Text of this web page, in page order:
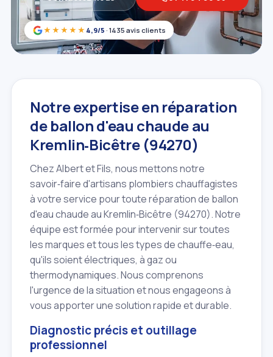
★★★★★ 4,9/5 · 1435 avis clients
Notre expertise en réparation
de ballon d'eau chaude au
Kremlin‑Bicêtre (94270)
Chez Albert et Fils, nous mettons notre
savoir‑faire d'artisans plombiers chauffagistes
à votre service pour toute réparation de ballon
d'eau chaude au Kremlin‑Bicêtre (94270). Notre
équipe est formée pour intervenir sur toutes
les marques et tous les types de chauffe‑eau,
qu'ils soient électriques, à gaz ou
thermodynamiques. Nous comprenons
l'urgence de la situation et nous engageons à
vous apporter une solution rapide et durable.
Diagnostic précis et outillage
professionnel